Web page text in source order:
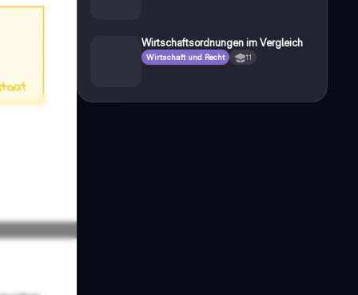
Wirtschaftsordnungen im Vergleich
Wirtschaft und Recht 11